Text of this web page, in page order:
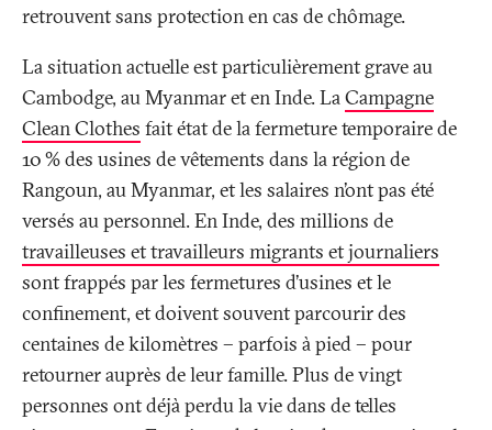
retrouvent sans protection en cas de chômage.
La situation actuelle est particulièrement grave au
Cambodge, au Myanmar et en Inde. LaCampagne
Clean Clothes fait état de la fermeture temporaire de
10% des usines de vêtements dans la région de
Rangoun, au Myanmar, et les salaires n’ont pas été
versés au personnel. En Inde, des millions de
travailleuses et travailleurs migrants et journaliers
sont frappés par les fermetures d’usines et le
confinement, et doivent souvent parcourir des
centaines de kilomètres – parfois à pied – pour
retourner auprès de leur famille. Plus de vingt
personnes ont déjà perdu la vie dans de telles